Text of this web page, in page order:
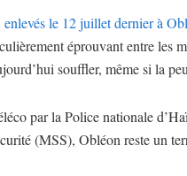
le 12 juillet dernier à
éprouvant entre les
souffler, même si la
par la Police nationale
(MSS), Obléon reste un